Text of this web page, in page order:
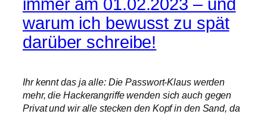
immer am 01.02.2023 – und
warum ich bewusst zu spät
darüber schreibe!
Ihr kennt das ja alle: Die Passwort-Klaus werden
mehr, die Hackerangriffe wenden sich auch gegen
Privat und wir alle stecken den Kopf in den Sand, da